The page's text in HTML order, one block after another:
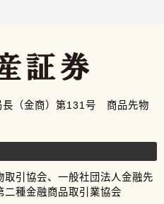
（金商）第131号 商品先物
取引協会、一般社団法人金融先
二種金融商品取引業協会